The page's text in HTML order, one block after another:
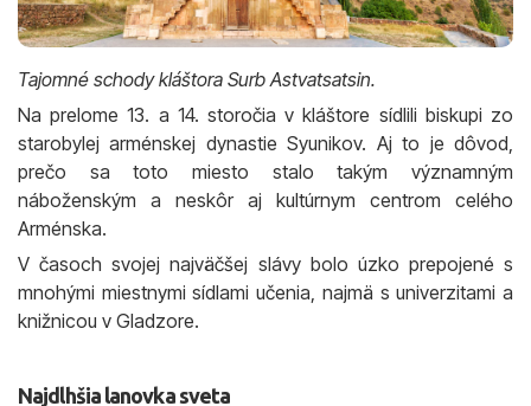
Tajomné schody kláštora Surb Astvatsatsin.
Na prelome 13. a 14. storočia v kláštore sídlili biskupi zo
starobylej arménskej dynastie Syunikov. Aj to je dôvod,
prečo sa toto miesto stalo takým významným
náboženským a neskôr aj kultúrnym centrom celého
Arménska.
V časoch svojej najväčšej slávy bolo úzko prepojené s
mnohými miestnymi sídlami učenia, najmä s univerzitami a
knižnicou v Gladzore.
Najdlhšia lanovka sveta